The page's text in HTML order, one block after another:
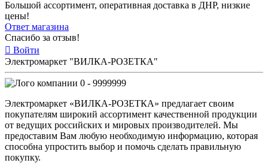
Большой ассортимент, оперативная доставка в ДНР, низкие
цены!
Ответ магазина
Спасибо за отзыв!
Войти
Электромаркет "ВИЛКА-РОЗЕТКА"
0 - 9999999
Электромаркет «ВИЛКА-РОЗЕТКА» предлагает своим
покупателям широкий ассортимент качественной продукции
от ведущих российских и мировых производителей. Мы
предоставим Вам любую необходимую информацию, которая
способна упростить выбор и помочь сделать правильную
покупку.